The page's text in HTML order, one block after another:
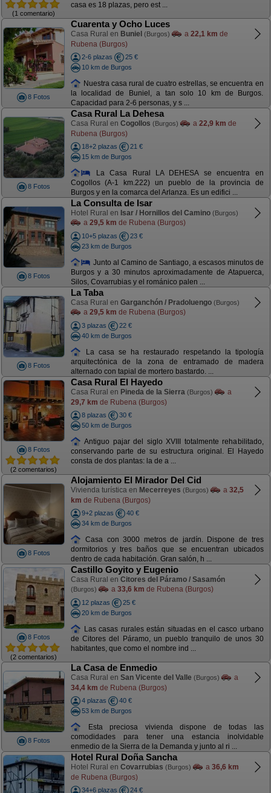
(1 comentario)
casa es 18 plazas, pero est ...
8 Fotos
Cuarenta y Ocho Luces
Casa Rural en Buniel (Burgos) a 22,1 km de
Rubena (Burgos)
2-6 plazas
25 €
10 km de Burgos
Nuestra casa rural de cuatro estrellas, se encuentra en
la localidad de Buniel, a tan solo 10 km de Burgos.
Capacidad para 2-6 personas, y s ...
8 Fotos
Casa Rural La Dehesa
Casa Rural en Cogollos (Burgos) a 22,9 km de
Rubena (Burgos)
18+2 plazas
21 €
15 km de Burgos
La Casa Rural LA DEHESA se encuentra en
Cogollos (A-1 km.222) un pueblo de la provincia de
Burgos y en la comarca del Arlanza. Es un edifici ...
8 Fotos
La Consulta de Isar
Hotel Rural en Isar / Hornillos del Camino (Burgos)
a 29,5 km de Rubena (Burgos)
10+5 plazas
23 €
23 km de Burgos
Junto al Camino de Santiago, a escasos minutos de
Burgos y a 30 minutos aproximadamente de Atapuerca,
Silos, Covarrubias y el románico palen ...
8 Fotos
La Taba
Casa Rural en Garganchón / Pradoluengo (Burgos)
a 29,5 km de Rubena (Burgos)
3 plazas
22 €
40 km de Burgos
La casa se ha restaurado respetando la tipología
arquitectónica de la zona de entramado de madera
alternado con tapial de mortero bastardo. ...
8 Fotos
(2 comentarios)
Casa Rural El Hayedo
Casa Rural en Pineda de la Sierra (Burgos)
a
29,7 km de Rubena (Burgos)
8 plazas
30 €
50 km de Burgos
Antiguo pajar del siglo XVIII totalmente rehabilitado,
conservando parte de su estructura original. El Hayedo
consta de dos plantas: la de a ...
8 Fotos
Alojamiento El Mirador Del Cid
Vivienda turística en Mecerreyes (Burgos) a 32,5
km de Rubena (Burgos)
9+2 plazas
40 €
34 km de Burgos
Casa con 3000 metros de jardín. Dispone de tres
dormitorios y tres baños que se encuentran ubicados
dentro de cada habitación. Gran salón, h ...
8 Fotos
(2 comentarios)
Castillo Goyito y Eugenio
Casa Rural en Citores del Páramo / Sasamón
(Burgos) a 33,6 km de Rubena (Burgos)
12 plazas
25 €
20 km de Burgos
Las casas rurales están situadas en el casco urbano
de Citores del Páramo, un pueblo tranquilo de unos 30
habitantes, que como el nombre ind ...
8 Fotos
La Casa de Enmedio
Casa Rural en San Vicente del Valle (Burgos)
a
34,4 km de Rubena (Burgos)
4 plazas
40 €
53 km de Burgos
Esta preciosa vivienda dispone de todas las
comodidades para tener una estancia inolvidable
enmedio de la Sierra de la Demanda y junto al ri ...
Hotel Rural Doña Sancha
Hotel Rural en Covarrubias (Burgos) a 36,6 km
de Rubena (Burgos)
34+6 plazas
24 €